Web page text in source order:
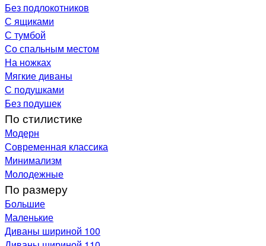
Без подлокотников
С ящиками
С тумбой
Со спальным местом
На ножках
Мягкие диваны
С подушками
Без подушек
По стилистике
Модерн
Современная классика
Минимализм
Молодежные
По размеру
Большие
Маленькие
Диваны шириной 100